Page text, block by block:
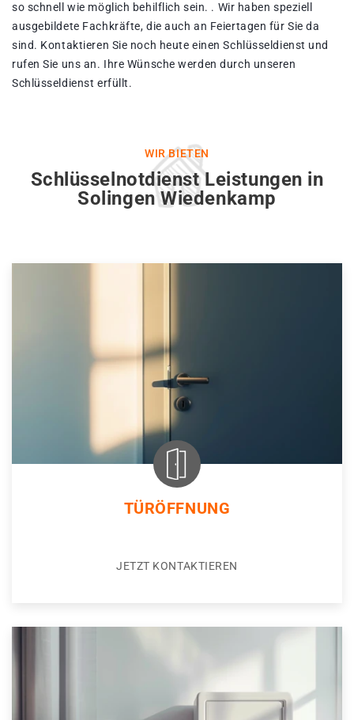
so schnell wie möglich behilflich sein. . Wir haben speziell
ausgebildete Fachkräfte, die auch an Feiertagen für Sie da
sind. Kontaktieren Sie noch heute einen Schlüsseldienst und
rufen Sie uns an. Ihre Wünsche werden durch unseren
Schlüsseldienst erfüllt.
WIR BIETEN
Schlüsselnotdienst Leistungen in
Solingen Wiedenkamp
TÜRÖFFNUNG
JETZT KONTAKTIEREN